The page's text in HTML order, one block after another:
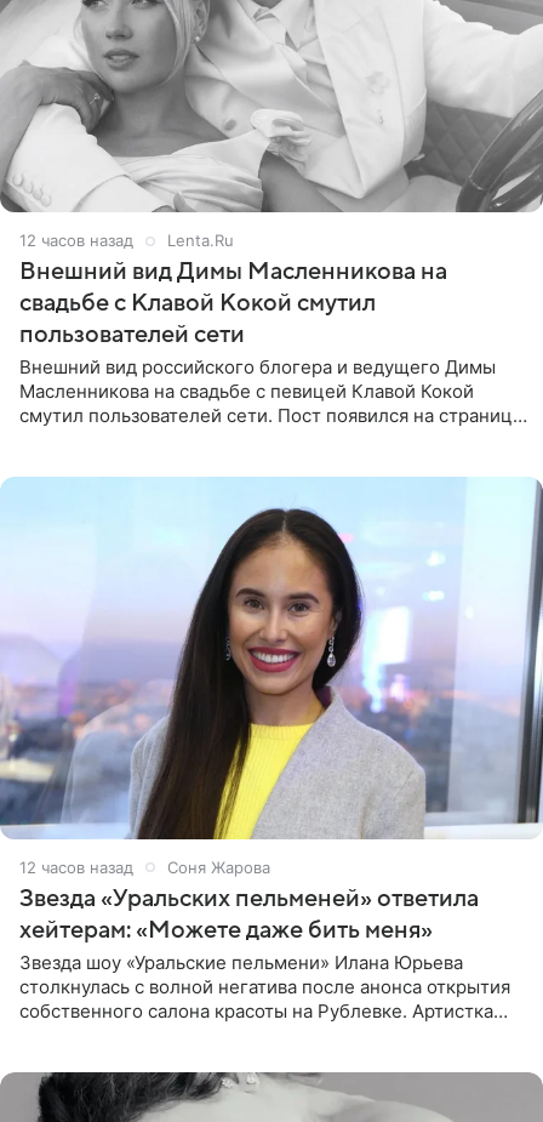
12 часов назад Lenta.Ru
Внешний вид Димы Масленникова на
свадьбе с Клавой Кокой смутил
пользователей сети
Внешний вид российского блогера и ведущего Димы
Масленникова на свадьбе с певицей Клавой Кокой
смутил пользователей сети. Пост появился на странице
12 часов назад Соня Жарова
Звезда «Уральских пельменей» ответила
хейтерам: «Можете даже бить меня»
Звезда шоу «Уральские пельмени» Илана Юрьева
столкнулась с волной негатива после анонса открытия
собственного салона красоты на Рублевке. Артистка